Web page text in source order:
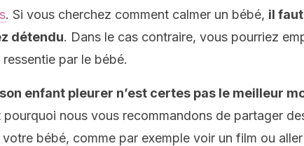
. Si vous cherchez comment calmer un bébé, il
détendu. Dans le cas contraire, vous pourriez
ressentie par le bébé.
enfant pleurer n’est certes pas le meilleur
pourquoi nous vous recommandons de partager
bébé, comme par exemple voir un film ou